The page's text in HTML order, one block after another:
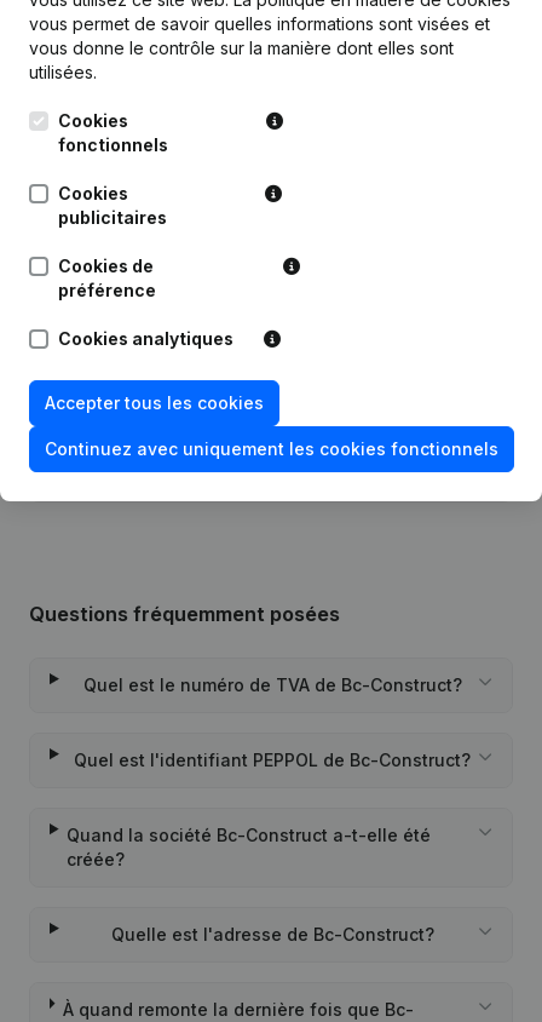
Publicationsde Bc-Construct
Date Publication
10-05-2023
Autres Modifications, …) -
15-01-2013
Personne Morale, Ouverture
Succursale, etc...)(NL)
Questions fréquemment posées
Quel est le numéro de TVA de Bc-Construct?
Quel est l'identifiant PEPPOL de Bc-Construct?
Quand la société Bc-Construct a-t-elle été
créée?
Quelle est l'adresse de Bc-Construct?
À quand remonte la dernière fois que Bc-
vous permet de savoir quelles informations sont visées et
vous donne le contrôle sur la manière dont elles sont
utilisées.
Cookies
fonctionnels
Cookies
publicitaires
Cookies de
préférence
Cookies analytiques
Accepter tous les cookies
Continuez avec uniquement les cookies fonctionnels